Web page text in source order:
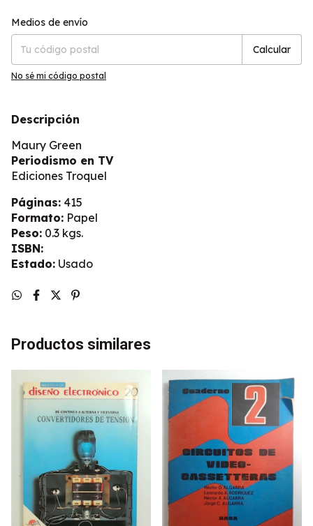
Entregas para el CP:
Medios de envío
Calcular
No sé mi código postal
Descripción
Maury Green
Periodismo en TV
Ediciones Troquel
Páginas: 415
Formato: Papel
Peso: 0.3 kgs.
ISBN:
Estado: Usado
Productos similares